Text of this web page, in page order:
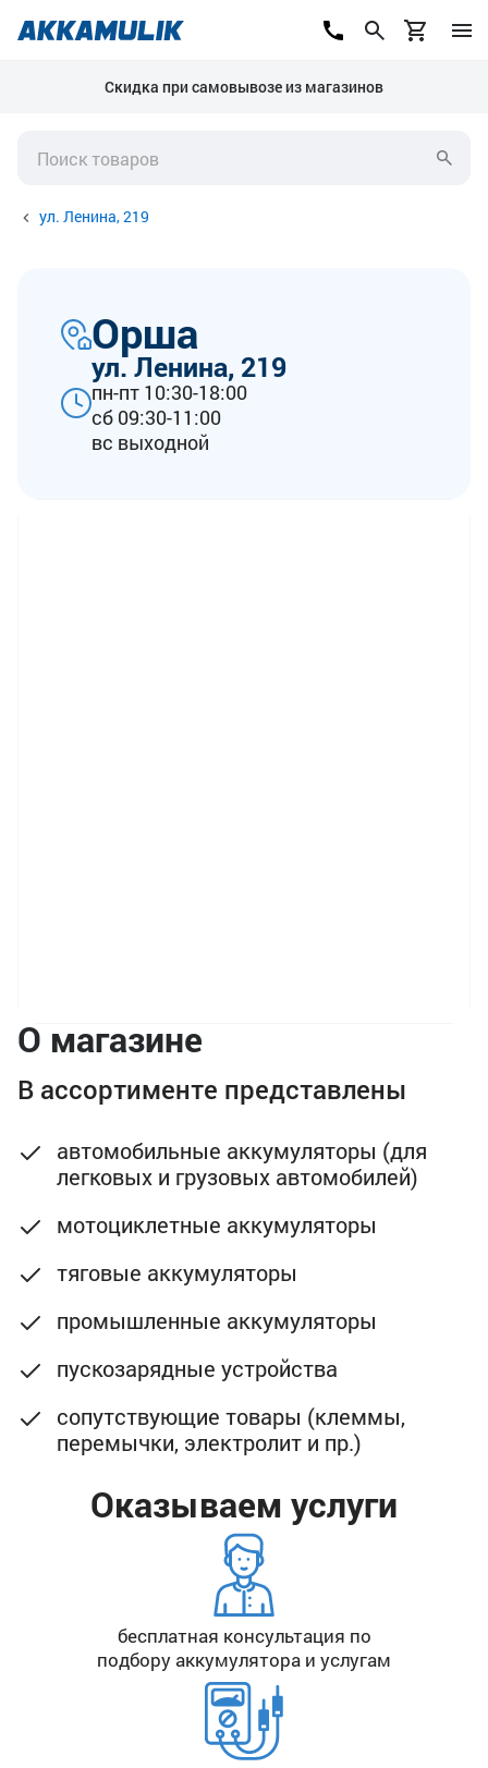
Скидка при самовывозе из магазинов
ул. Ленина, 219
Орша
ул. Ленина, 219
пн-пт 10:30-18:00
сб 09:30-11:00
вс выходной
О магазине
В ассортименте представлены
автомобильные аккумуляторы (для
легковых и грузовых автомобилей)
мотоциклетные аккумуляторы
тяговые аккумуляторы
промышленные аккумуляторы
пускозарядные устройства
сопутствующие товары (клеммы,
перемычки, электролит и пр.)
Оказываем услуги
бесплатная консультация по
подбору аккумулятора и услугам